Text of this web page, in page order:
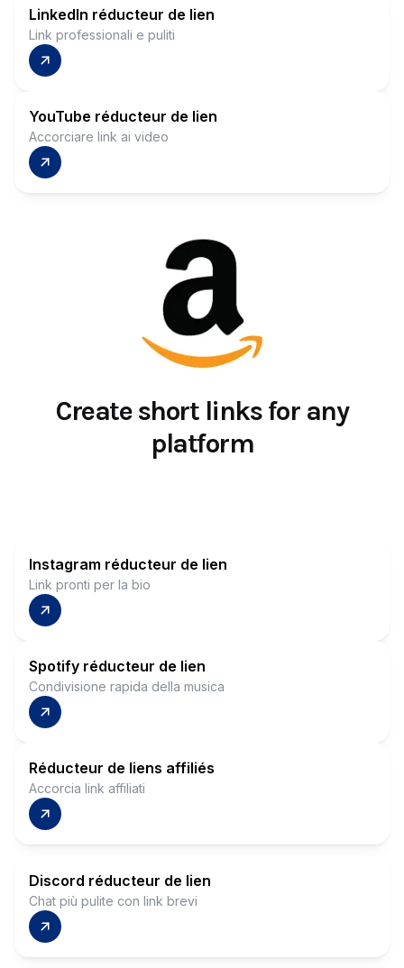
LinkedIn réducteur de lien
Link professionali e puliti
YouTube réducteur de lien
Accorciare link ai video
Create short links for any
platform
Instagram réducteur de lien
Link pronti per la bio
Spotify réducteur de lien
Condivisione rapida della musica
Réducteur de liens affiliés
Accorcia link affiliati
Discord réducteur de lien
Chat più pulite con link brevi